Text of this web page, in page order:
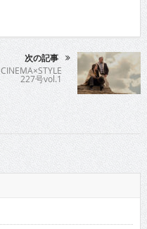
次の記事
CINEMA×STYLE
227号vol.1